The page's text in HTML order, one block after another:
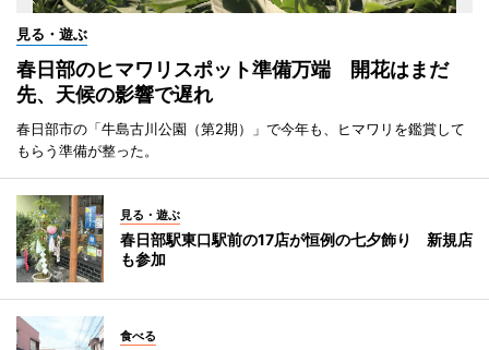
見る・遊ぶ
春日部のヒマワリスポット準備万端 開花はまだ
先、天候の影響で遅れ
春日部市の「牛島古川公園（第2期）」で今年も、ヒマワリを鑑賞して
もらう準備が整った。
見る・遊ぶ
春日部駅東口駅前の17店が恒例の七夕飾り 新規店
も参加
食べる